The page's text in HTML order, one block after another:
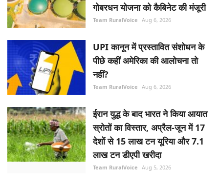
गोबरधन योजना को कैबिनेट की मंजूरी
Team RuralVoice Aug 6, 2026
UPI कानून में प्रस्तावित संशोधन के
पीछे कहीं अमेरिका की आलोचना तो
नहीं?
Team RuralVoice Aug 6, 2026
ईरान युद्ध के बाद भारत ने किया आयात
स्रोतों का विस्तार, अप्रैल-जून में 17
देशों से 15 लाख टन यूरिया और 7.1
लाख टन डीएपी खरीदा
Team RuralVoice Aug 5, 2026